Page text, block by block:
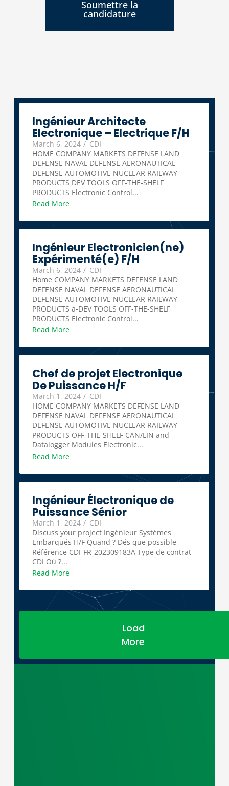
Soumettre la
candidature
Ingénieur Architecte
Electronique – Electrique F/H
March 6, 2024 / CDI
HOME COMPANY MARKETS DEFENSE LAND
DEFENSE NAVAL DEFENSE AERONAUTICAL
DEFENSE AUTOMOTIVE NUCLEAR RAILWAY
PRODUCTS DEV TOOLS OFF-THE-SHELF
PRODUCTS Electronic Control...
Read More
Ingénieur Electronicien(ne)
Expérimenté(e) F/H
March 6, 2024 / CDI
Home COMPANY MARKETS DEFENSE LAND
DEFENSE NAVAL DEFENSE AERONAUTICAL
DEFENSE AUTOMOTIVE NUCLEAR RAILWAY
PRODUCTS a-DEV TOOLS OFF-THE-SHELF
PRODUCTS Electronic Control...
Read More
Chef de projet Electronique
De Puissance H/F
March 1, 2024 / CDI
HOME COMPANY MARKETS DEFENSE LAND
DEFENSE NAVAL DEFENSE AERONAUTICAL
DEFENSE AUTOMOTIVE NUCLEAR RAILWAY
PRODUCTS OFF-THE-SHELF CAN/LIN and
Datalogger Modules Electronic...
Read More
Ingénieur Électronique de
Puissance Sénior
March 1, 2024 / CDI
Discuss your project Ingénieur Systèmes
Embarqués H/F Quand ? Dés que possible
Référence CDI-FR-202309183A Type de contrat
CDI Où ?...
Read More
Load
More